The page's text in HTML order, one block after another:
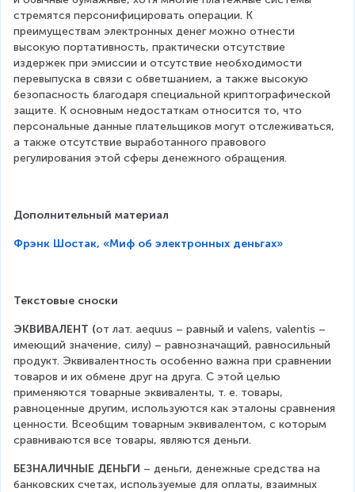
стремятся персонифицировать операции. К
преимуществам электронных денег можно отнести
высокую портативность, практически отсутствие
издержек при эмиссии и отсутствие необходимости
перевыпуска в связи с обветшанием, а также высокую
безопасность благодаря специальной криптографической
защите. К основным недостаткам относится то, что
персональные данные плательщиков могут отслеживаться,
а также отсутствие выработанного правового
регулирования этой сферы денежного обращения.
Дополнительный материал
Фрэнк Шостак, «Миф об электронных деньгах»
Текстовые сноски
ЭКВИВАЛЕНТ (от лат. aequus – равный и valens, valentis –
имеющий значение, силу) – равнозначащий, равносильный
продукт. Эквивалентность особенно важна при сравнении
товаров и их обмене друг на друга. С этой целью
применяются товарные эквиваленты, т. е. товары,
равноценные другим, используются как эталоны сравнения
ценности. Всеобщим товарным эквивалентом, с которым
сравниваются все товары, являются деньги.
БЕЗНАЛИЧНЫЕ ДЕНЬГИ – деньги, денежные средства на
банковских счетах, используемые для оплаты, взаимных